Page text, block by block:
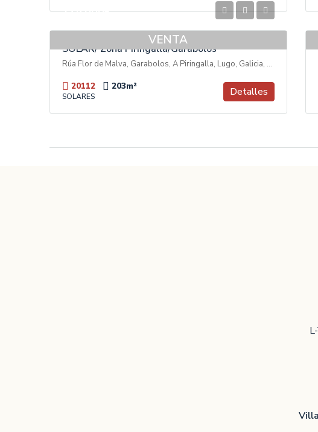
VENTA
175.000€
SOLAR/ Zona Piringalla/Garabolos
Rúa Flor de Malva, Garabolos, A Piringalla, Lugo, Galicia, 27003, España
20112 203m²
SOLARES Detalles